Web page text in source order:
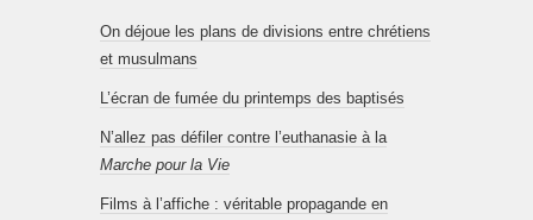
On déjoue les plans de divisions entre chrétiens
et musulmans
L’écran de fumée du printemps des baptisés
N’allez pas défiler contre l’euthanasie à la
Marche pour la Vie
Films à l’affiche : véritable propagande en